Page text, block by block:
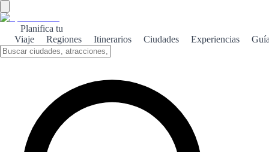
Planifica tu
Viaje
Regiones Itinerarios Ciudades Experiencias
Descubre la magia de Cuenca, una ciudad que conserva su esencia
medieval entre impresionantes paisajes y arquitectura histórica.
Sobre el tema